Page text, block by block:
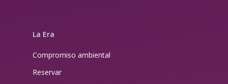
La Era
Compromiso ambiental
Reservar